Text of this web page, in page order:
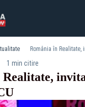
România în Realitate,
1 min citire
Realitate,